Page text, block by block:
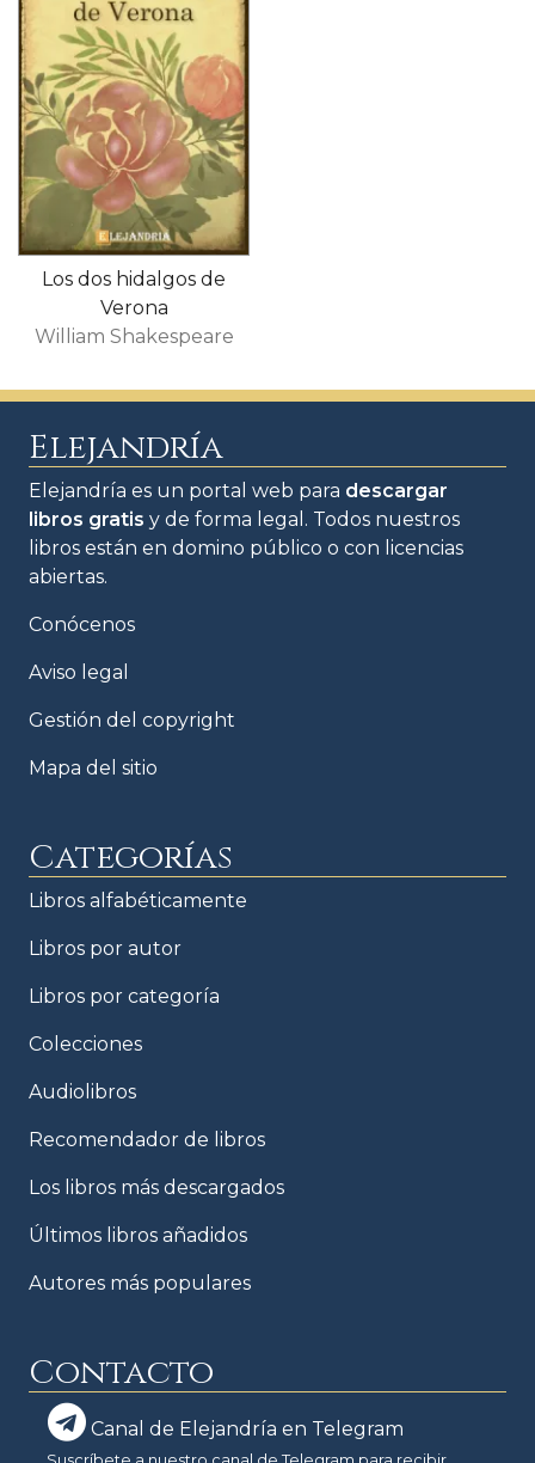
Los dos hidalgos de
Verona
William Shakespeare
Elejandría
Elejandría es un portal web para descargar
libros gratis y de forma legal. Todos nuestros
libros están en domino público o con licencias
abiertas.
Conócenos
Aviso legal
Gestión del copyright
Mapa del sitio
Categorías
Libros alfabéticamente
Libros por autor
Libros por categoría
Colecciones
Audiolibros
Recomendador de libros
Los libros más descargados
Últimos libros añadidos
Autores más populares
Contacto
Canal de Elejandría en Telegram